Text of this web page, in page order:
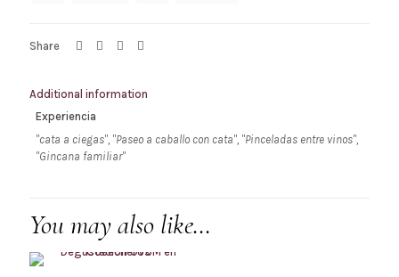
Share
Additional information
Experiencia
"cata a ciegas", "Paseo a caballo con cata", "Pinceladas entre vinos",
"Gincana familiar"
You may also like…